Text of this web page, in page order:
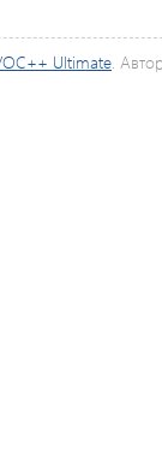
Ultimate.